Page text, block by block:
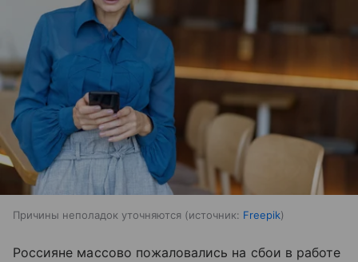
Причины неполадок уточняются источник: Freepik
Россияне массово пожаловались на сбои в работе